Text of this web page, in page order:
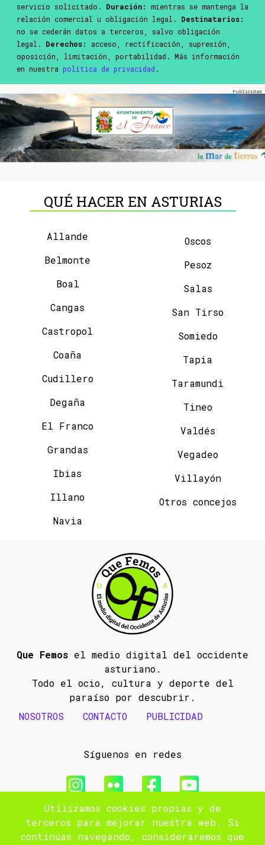
servicio solicitado. Duración:
mientras se mantenga la
relación comercial u obligación legal. Destinatarios:
no se cederán datos a terceros, salvo obligación
legal. Derechos:
acceso, rectificación, supresión,
oposición, limitación, portabilidad. Más información
en nuestra política de privacidad .
QUÉ HACER EN ASTURIAS
Allande
Belmonte
Boal
Cangas
Castropol
Coaña
Cudillero
Degaña
El Franco
Grandas
Ibias
Illano
Navia
Oscos
Pesoz
Salas
San Tirso
Somiedo
Tapia
Taramundi
Tineo
Valdés
Vegadeo
Villayón
Otros concejos
Que Femos el medio digital del occidente
asturiano.
Todo el ocio, cultura y deporte del
paraíso por descubrir.
NOSOTROS
CONTACTO PUBLICIDAD
Síguenos en redes
© 2009- 2026 Que Femos
Utilizamos cookies propias y de
terceros para mejorar nuestra web. Si
continúas navegando, consideraremos que